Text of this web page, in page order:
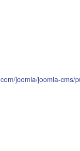
joomla/joomla-cms/